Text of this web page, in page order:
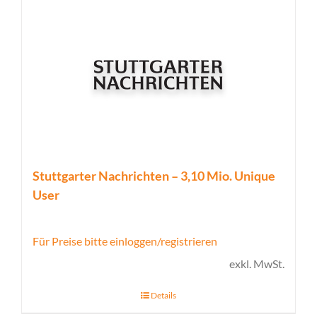
Stuttgarter Nachrichten – 3,10 Mio. Unique
User
Für Preise bitte einloggen/registrieren
exkl. MwSt.
Details